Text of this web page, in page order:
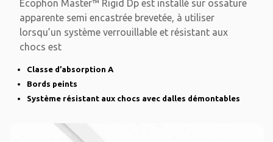
Ecophon Master™ Rigid Dp est installé sur ossature
apparente semi encastrée brevetée, à utiliser
lorsqu’un système verrouillable et résistant aux
chocs est
Classe d’absorption A
Bords peints
Système résistant aux chocs avec dalles démontables